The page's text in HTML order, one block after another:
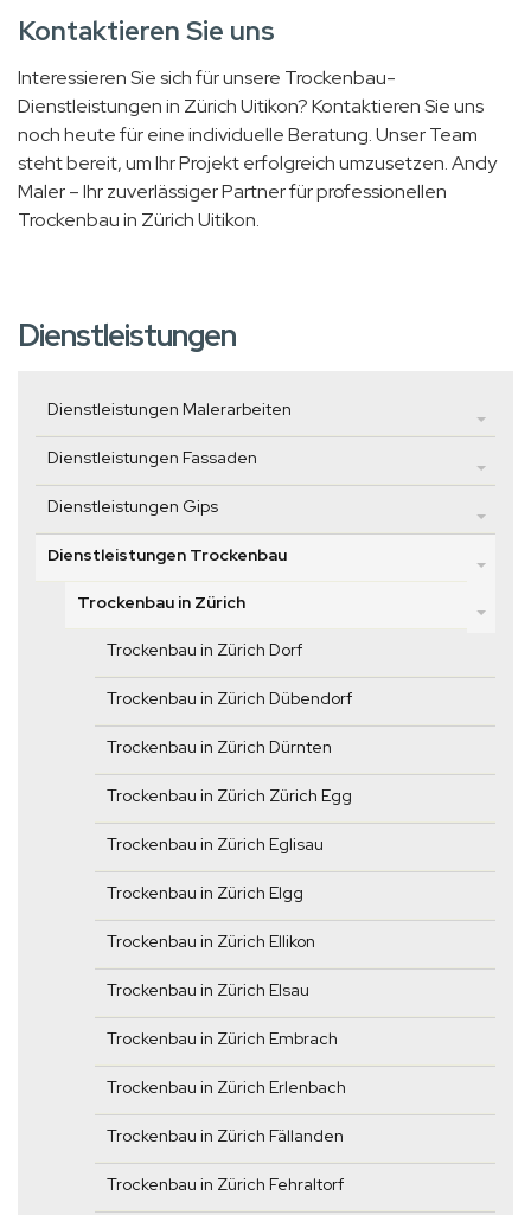
Kontaktieren Sie uns
Interessieren Sie sich für unsere Trockenbau-
Dienstleistungen in Zürich Uitikon? Kontaktieren Sie uns
noch heute für eine individuelle Beratung. Unser Team
steht bereit, um Ihr Projekt erfolgreich umzusetzen. Andy
Maler – Ihr zuverlässiger Partner für professionellen
Trockenbau in Zürich Uitikon.
Dienstleistungen
Dienstleistungen Malerarbeiten
Dienstleistungen Fassaden
Dienstleistungen Gips
Dienstleistungen Trockenbau
Trockenbau in Zürich
Trockenbau in Zürich Dorf
Trockenbau in Zürich Dübendorf
Trockenbau in Zürich Dürnten
Trockenbau in Zürich Zürich Egg
Trockenbau in Zürich Eglisau
Trockenbau in Zürich Elgg
Trockenbau in Zürich Ellikon
Trockenbau in Zürich Elsau
Trockenbau in Zürich Embrach
Trockenbau in Zürich Erlenbach
Trockenbau in Zürich Fällanden
Trockenbau in Zürich Fehraltorf